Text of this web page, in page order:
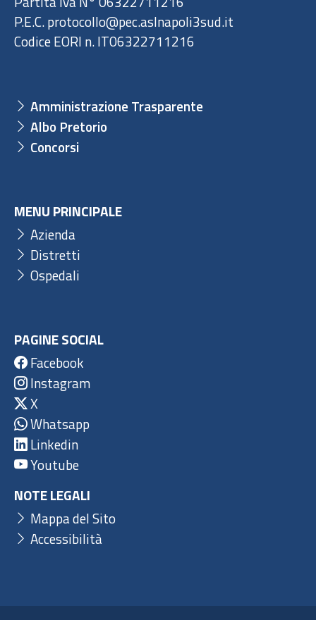
P.E.C. protocollo@pec.aslnapoli3sud.it
Codice EORI n. IT06322711216
Amministrazione Trasparente
Albo Pretorio
Concorsi
MENU PRINCIPALE
Azienda
Distretti
Ospedali
PAGINE SOCIAL
Facebook
Instagram
X
Whatsapp
Linkedin
Youtube
NOTE LEGALI
Mappa del Sito
Accessibilità